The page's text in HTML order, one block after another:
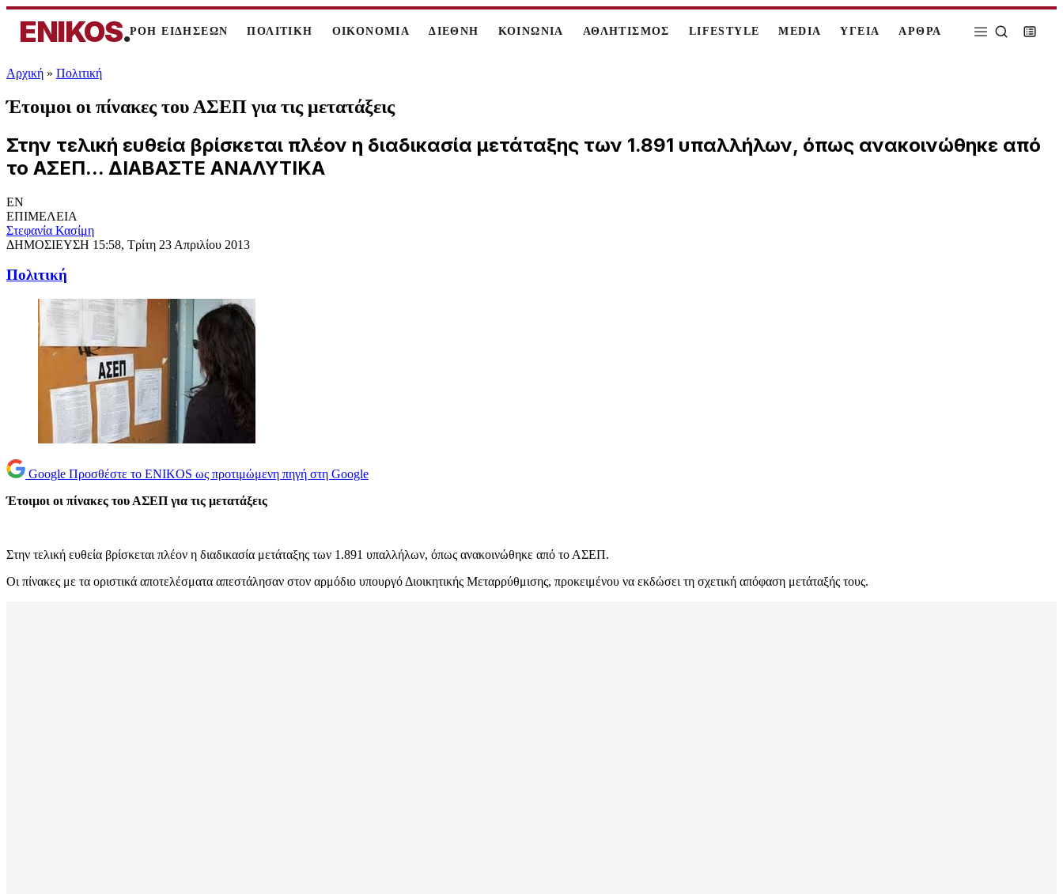
ENIKOS.ΡΟΗ ΕΙΔΗΣΕΩΝ ΠΟΛΙΤΙΚΗ ΟΙΚΟΝΟΜΙΑ ΔΙΕΘΝΗ ΚΟΙΝΩΝΙΑ ΑΘΛΗΤΙΣΜΟΣ LIFESTYLE MEDIA ΥΓΕΙΑ ΑΡΘΡΑ
Αρχική » Πολιτική
Έτοιμοι οι πίνακες του ΑΣΕΠ για τις μετατάξεις
Στην τελική ευθεία βρίσκεται πλέον η διαδικασία μετάταξης των 1.891 υπαλλήλων, όπως ανακοινώθηκε από
το ΑΣΕΠ... ΔΙΑΒΑΣΤΕ ΑΝΑΛΥΤΙΚΑ
EN
ΕΠΙΜΕΛΕΙΑ
Στεφανία Κασίμη
ΔΗΜΟΣΙΕΥΣΗ 15:58, Τρίτη 23 Απριλίου 2013
Πολιτική
Google Προσθέστε το ENIKOS ως προτιμώμενη πηγή στη Google
Έτοιμοι οι πίνακες του ΑΣΕΠ για τις μετατάξεις
Στην τελική ευθεία βρίσκεται πλέον η διαδικασία μετάταξης των 1.891 υπαλλήλων, όπως ανακοινώθηκε από το ΑΣΕΠ.
Οι πίνακες με τα οριστικά αποτελέσματα απεστάλησαν στον αρμόδιο υπουργό Διοικητικής Μεταρρύθμισης, προκειμένου να εκδώσει τη σχετική απόφαση μετάταξής τους.